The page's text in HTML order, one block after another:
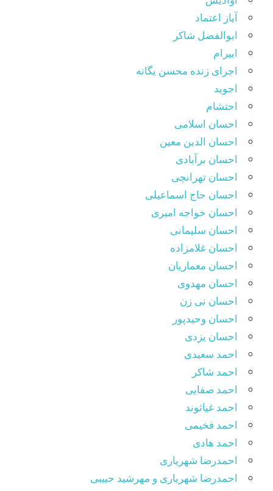
آیاز اعتماد
ابوالفضل شاکر
ابیرام
اجرای زنده محسن یگانه
اجوید
احتشام
احسان اسلامی
احسان الدین معین
احسان برآبادی
احسان تهرانچی
احسان حاج اسماعیلی
احسان خواجه امیری
احسان سلیمانی
احسان غلامزاده
احسان معماریان
احسان مهدوی
احسان نی زن
احسان وحیدپور
احسان یزدی
احمد سعیدی
احمد شاکر
احمد صفایی
احمد غیاثوند
احمد فخیمی
احمد هادی
احمدرضا شهریاری
احمدرضا شهریاری و مهرشید حبیبی